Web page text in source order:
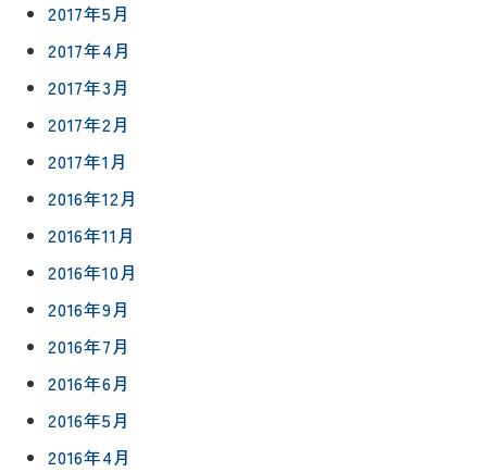
2017年5月
2017年4月
2017年3月
2017年2月
2017年1月
2016年12月
2016年11月
2016年10月
2016年9月
2016年7月
2016年6月
2016年5月
2016年4月